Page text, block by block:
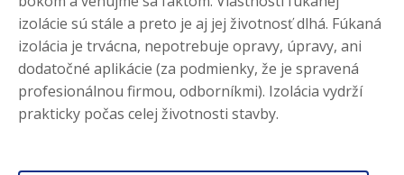
izolácie sú stále a preto je aj jej životnosť dlhá. Fúkaná
izolácia je trvácna, nepotrebuje opravy, úpravy, ani
dodatočné aplikácie (za podmienky, že je spravená
profesionálnou firmou, odborníkmi). Izolácia vydrží
prakticky počas celej životnosti stavby.